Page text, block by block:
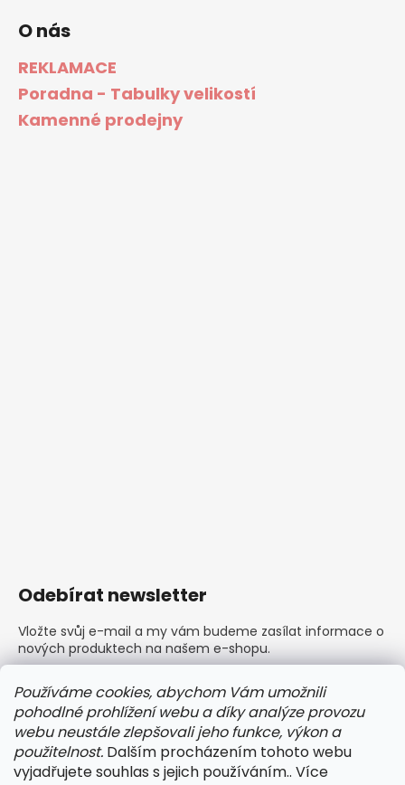
Používáme cookies, abychom Vám umožnili
pohodlné prohlížení webu a díky analýze provozu
webu neustále zlepšovali jeho funkce, výkon a
použitelnost. Dalším procházením tohoto webu
vyjadřujete souhlas s jejich používáním.. Více
O nás
REKLAMACE
Poradna - Tabulky velikostí
Kamenné prodejny
Odebírat newsletter
Vložte svůj e-mail a my vám budeme zasílat informace o
nových produktech na našem e-shopu.
Vložením e-mailu souhlasíte spodmínkami ochrany
osobních údajů
PŘIHLÁSIT SE